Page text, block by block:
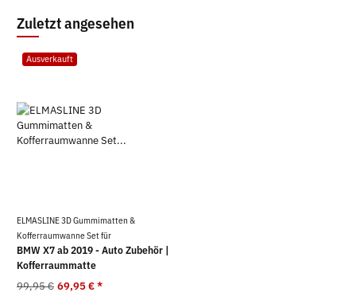
Zuletzt angesehen
Ausverkauft
ELMASLINE 3D Gummimatten &
Kofferraumwanne Set für
BMW X7 ab 2019 - Auto Zubehör |
Kofferraummatte
99,95 € 69,95 €*